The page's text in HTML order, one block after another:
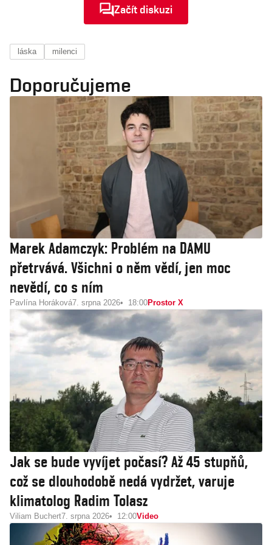
Začít diskuzi
láska milenci
Doporučujeme
Marek Adamczyk: Problém na DAMU
přetrvává. Všichni o něm vědí, jen moc
nevědí, co s ním
Pavlína Horáková7. srpna 2026 18:00Prostor X
Jak se bude vyvíjet počasí? Až 45 stupňů,
což se dlouhodobě nedá vydržet, varuje
klimatolog Radim Tolasz
Viliam Buchert7. srpna 2026 12:00Video